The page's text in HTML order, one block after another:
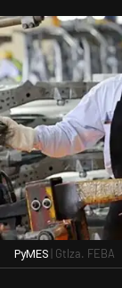
PyMES | Gtlza. FEBA